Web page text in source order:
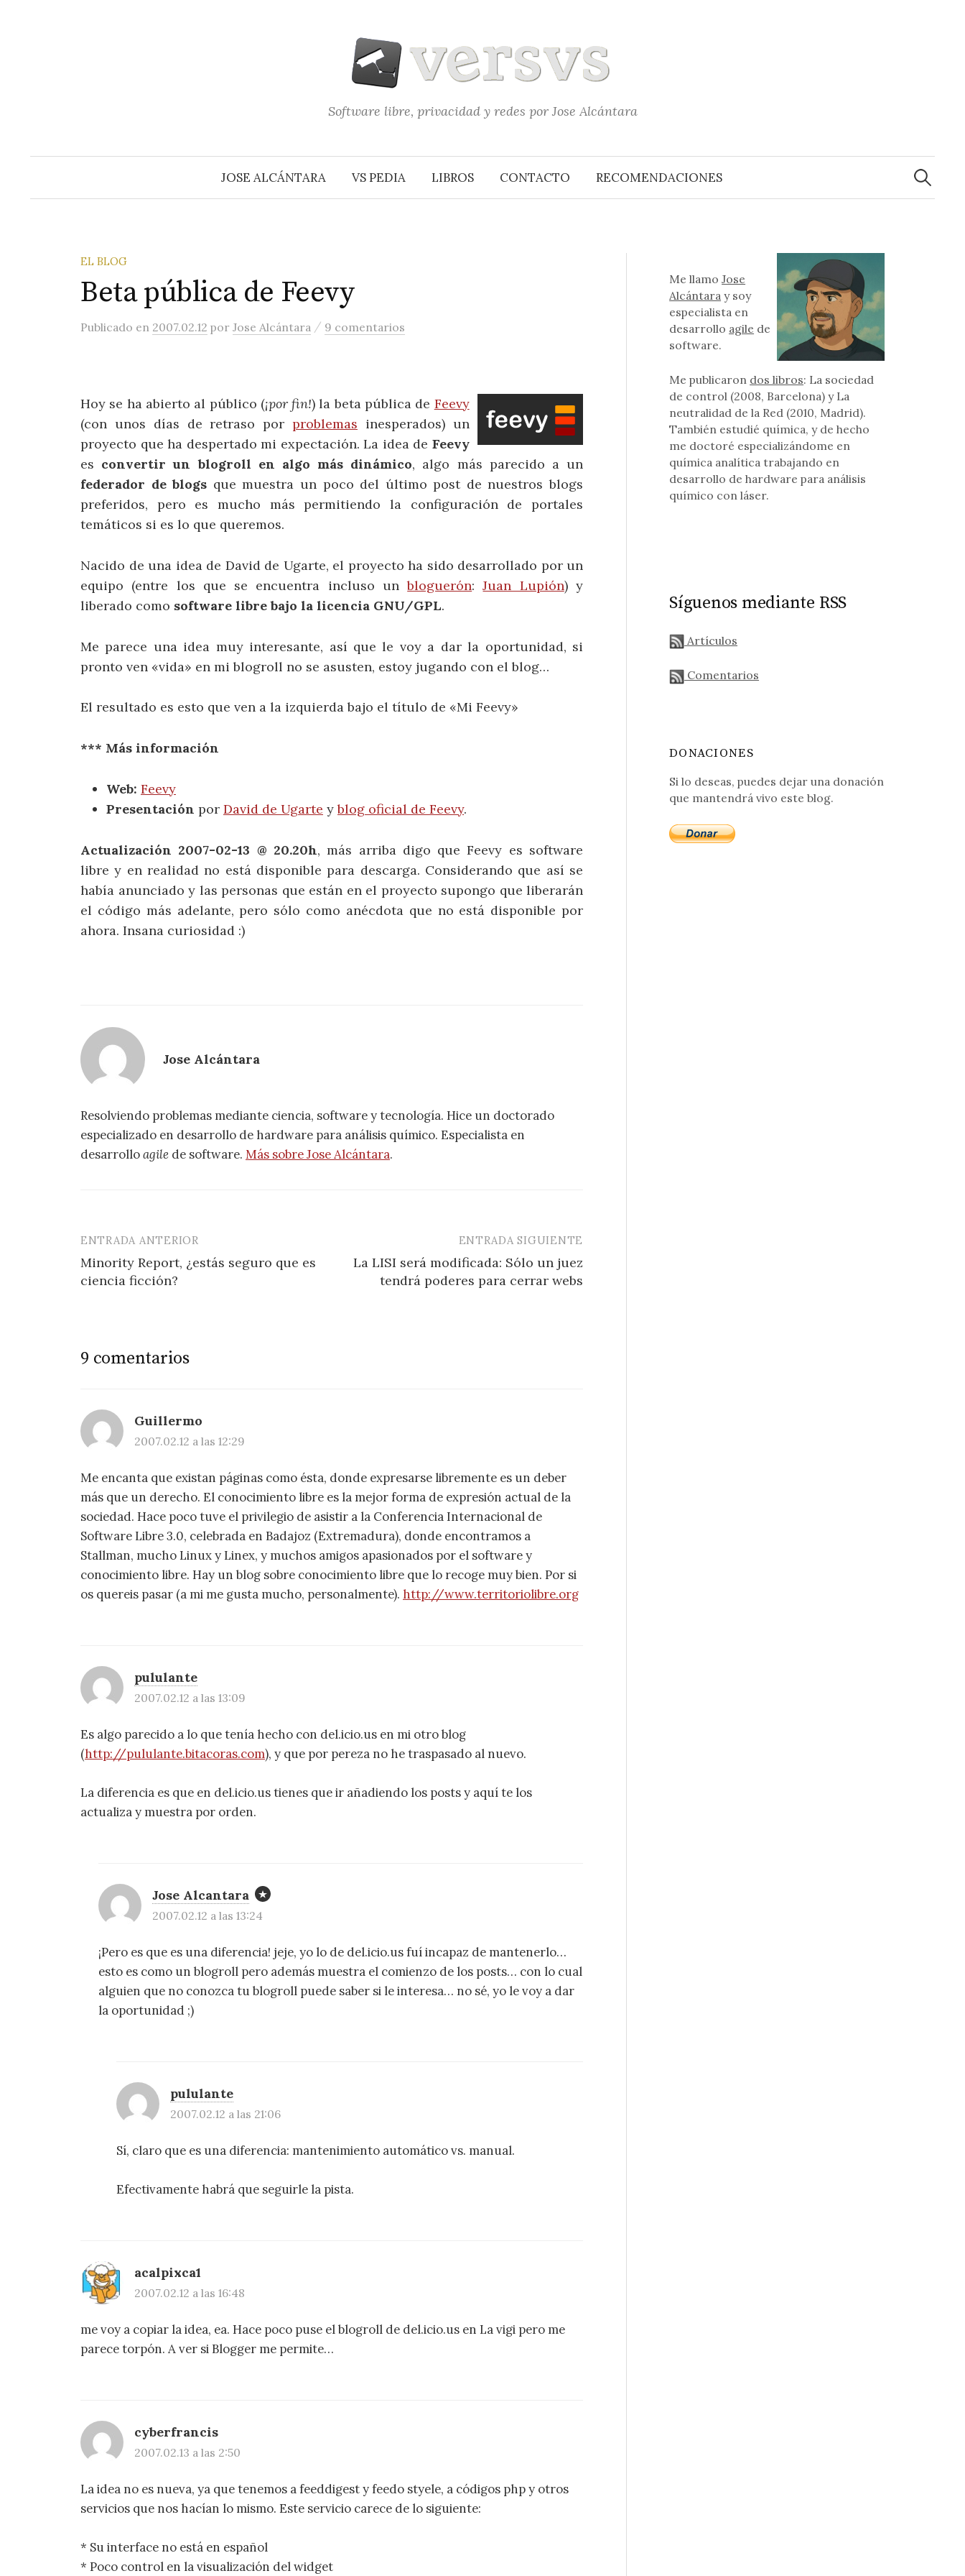
Software libre, privacidad y redes por Jose Alcántara
JOSE ALCÁNTARA VS PEDIA LIBROS CONTACTO RECOMENDACIONES
Buscar:
EL BLOG
Beta pública de Feevy
Publicado en 2007.02.12 por Jose Alcántara / 9 comentarios
Hoy se ha abierto al público (¡por fin!) la beta pública de Feevy
(con unos días de retraso porproblemas inesperados) un
proyecto que ha despertado mi expectación. La idea de Feevy
es convertir un blogroll en algo más dinámico, algo más parecido a un
federador de blogs que muestra un poco del último post de nuestros blogs
preferidos, pero es mucho más permitiendo la configuración de portales
temáticos si es lo que queremos.
Nacido de una idea de David de Ugarte, el proyecto ha sido desarrollado por un
equipo (entre los que se encuentra incluso unbloguerón:Juan Lupión) y
liberado como software libre bajo la licencia GNU/GPL.
Me parece una idea muy interesante, así que le voy a dar la oportunidad, si
pronto ven «vida» en mi blogroll no se asusten, estoy jugando con el blog…
El resultado es esto que ven a la izquierda bajo el título de «Mi Feevy»
*** Más información
Web: Feevy
Presentación por David de Ugarte yblog oficial de Feevy.
Actualización 2007-02-13 @ 20.20h, más arriba digo que Feevy es software
libre y en realidad no está disponible para descarga. Considerando que así se
había anunciado y las personas que están en el proyecto supongo que liberarán
el código más adelante, pero sólo como anécdota que no está disponible por
ahora. Insana curiosidad :)
Jose Alcántara
Resolviendo problemas mediante ciencia, software y tecnología. Hice un doctorado
especializado en desarrollo de hardware para análisis químico. Especialista en
desarrolloagile de software. Más sobre Jose Alcántara.
Navegación
de
ENTRADA ANTERIOR
Minority Report, ¿estás seguro que es
ciencia ficción?
ENTRADA SIGUIENTE
La LISI será modificada: Sólo un juez
tendrá poderes para cerrar webs
9 comentarios
Guillermo
2007.02.12 a las 12:29
Me encanta que existan páginas como ésta, donde expresarse libremente es un deber
más que un derecho. El conocimiento libre es la mejor forma de expresión actual de la
sociedad. Hace poco tuve el privilegio de asistir a la Conferencia Internacional de
Software Libre 3.0, celebrada en Badajoz (Extremadura), donde encontramos a
Stallman, mucho Linux y Linex, y muchos amigos apasionados por el software y
conocimiento libre. Hay un blog sobre conocimiento libre que lo recoge muy bien. Por si
os quereis pasar (a mi me gusta mucho, personalmente). http://www.territoriolibre.org
pululante
2007.02.12 a las 13:09
Es algo parecido a lo que tenía hecho con del.icio.us en mi otro blog
(http://pululante.bitacoras.com), y que por pereza no he traspasado al nuevo.
La diferencia es que en del.icio.us tienes que ir añadiendo los posts y aquí te los
actualiza y muestra por orden.
Jose Alcantara
2007.02.12 a las 13:24
¡Pero es que es una diferencia! jeje, yo lo de del.icio.us fuí incapaz de mantenerlo…
esto es como un blogroll pero además muestra el comienzo de los posts… con lo cual
alguien que no conozca tu blogroll puede saber si le interesa… no sé, yo le voy a dar
la oportunidad ;)
pululante
2007.02.12 a las 21:06
Sí, claro que es una diferencia: mantenimiento automático vs. manual.
Efectivamente habrá que seguirle la pista.
acalpixca1
2007.02.12 a las 16:48
me voy a copiar la idea, ea. Hace poco puse el blogroll de del.icio.us en La vigi pero me
parece torpón. A ver si Blogger me permite…
cyberfrancis
2007.02.13 a las 2:50
La idea no es nueva, ya que tenemos a feeddigest y feedo styele, a códigos php y otros
servicios que nos hacían lo mismo. Este servicio carece de lo siguiente:
* Su interface no está en español
* Poco control en la visualización del widget
Me llamoJose
Alcántara y soy
especialista en
desarrollo agile de
software.
Me publicaron dos libros: La sociedad
de control (2008, Barcelona) y La
neutralidad de la Red (2010, Madrid).
También estudié química, y de hecho
me doctoré especializándome en
química analítica trabajando en
desarrollo de hardware para análisis
químico con láser.
Síguenos mediante RSS
Artículos
Comentarios
DONACIONES
Si lo deseas, puedes dejar una donación
que mantendrá vivo este blog.